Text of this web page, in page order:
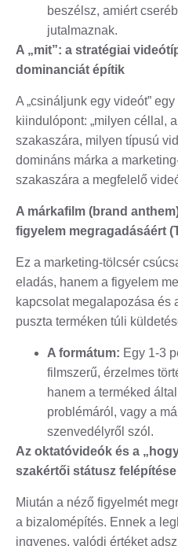
beszélsz, amiért
jutalmaznak.
A „mit”: a stratégiai
dominanciát építik
A „csináljunk egy videót”
kiindulópont: „milyen céllal,
szakaszára, milyen típusú
domináns márka a
szakaszára a megfelelő
A márkafilm (brand
figyelem megragadásáért
Ez a marketing-tölcsér
eladás, hanem a figyelem
kapcsolat megalapozása és
puszta terméken túli
A formátum: Egy 1-3
filmszerű, érzelmes
hanem a terméked
problémáról, vagy a
szenvedélyről szól.
Az oktatóvideók és a
szakértői státusz
Miután a néző figyelmét
a bizalomépítés. Ennek a
ingyenes, valódi értéket